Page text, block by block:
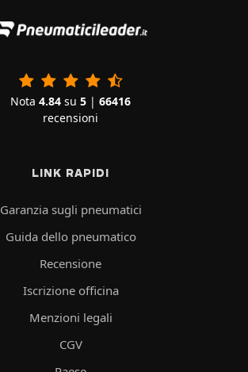
Nota 4.84 su 5 | 66416
recensioni
LINK RAPIDI
Garanzia sugli pneumatici
Guida dello pneumatico
Recensione
Iscrizione officina
Menzioni legali
CGV